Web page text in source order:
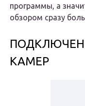
программы, а
обзором сразу
КАМЕР